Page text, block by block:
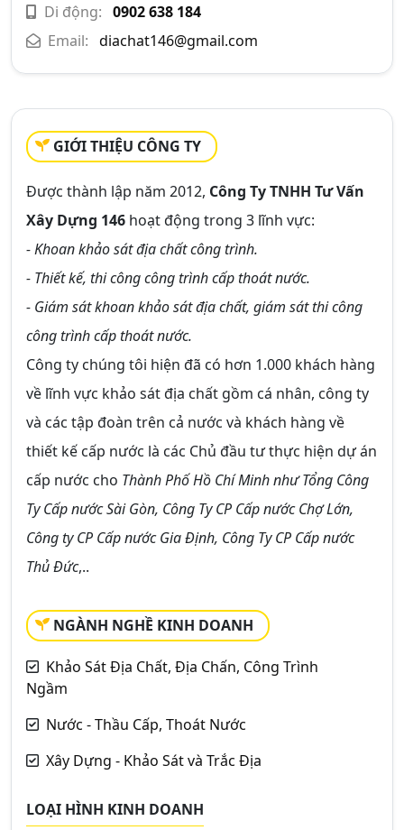
Di động: 0902 638 184
Email: diachat146@gmail.com
GIỚI THIỆU CÔNG TY
Được thành lập năm 2012, Công Ty TNHH Tư Vấn
Xây Dựng 146 hoạt động trong 3 lĩnh vực:
- Khoan khảo sát địa chất công trình.
- Thiết kế, thi công công trình cấp thoát nước.
- Giám sát khoan khảo sát địa chất, giám sát thi công
công trình cấp thoát nước.
Công ty chúng tôi hiện đã có hơn 1.000 khách hàng
về lĩnh vực khảo sát địa chất gồm cá nhân, công ty
và các tập đoàn trên cả nước và khách hàng về
thiết kế cấp nước là các Chủ đầu tư thực hiện dự án
cấp nước cho Thành Phố Hồ Chí Minh như Tổng Công
Ty Cấp nước Sài Gòn, Công Ty CP Cấp nước Chợ Lớn,
Công ty CP Cấp nước Gia Định, Công Ty CP Cấp nước
Thủ Đức,..
NGÀNH NGHỀ KINH DOANH
Khảo Sát Địa Chất, Địa Chấn, Công Trình
Ngầm
Nước - Thầu Cấp, Thoát Nước
Xây Dựng - Khảo Sát và Trắc Địa
LOẠI HÌNH KINH DOANH